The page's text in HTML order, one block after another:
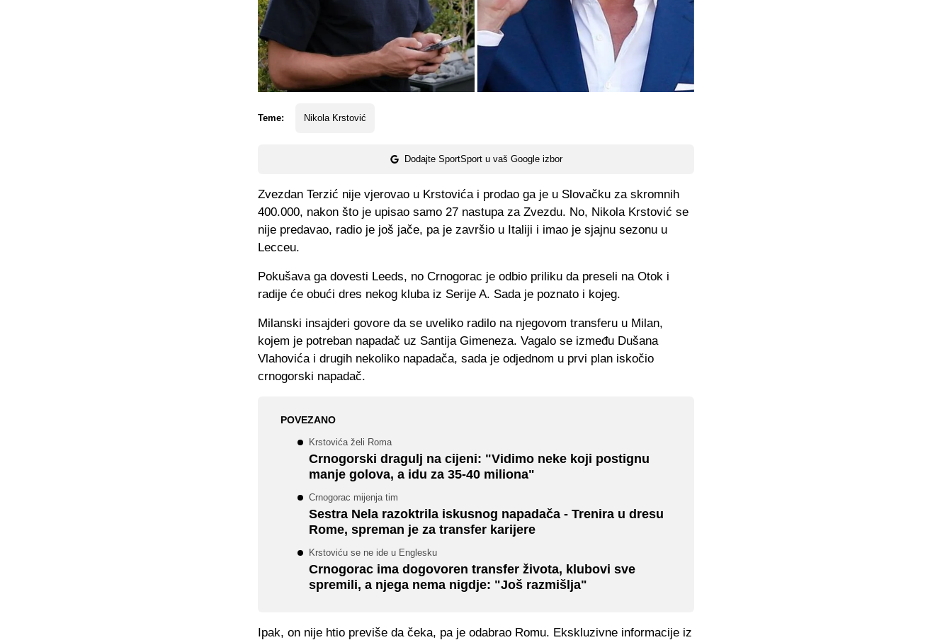
Teme: Nikola Krstović
Dodajte SportSport u vaš Google izbor
Zvezdan Terzić nije vjerovao u Krstovića i prodao ga je u Slovačku za skromnih
400.000, nakon što je upisao samo 27 nastupa za Zvezdu. No, Nikola Krstović se
nije predavao, radio je još jače, pa je završio u Italiji i imao je sjajnu sezonu u
Lecceu.
Pokušava ga dovesti Leeds, no Crnogorac je odbio priliku da preseli na Otok i
radije će obući dres nekog kluba iz Serije A. Sada je poznato i kojeg.
Milanski insajderi govore da se uveliko radilo na njegovom transferu u Milan,
kojem je potreban napadač uz Santija Gimeneza. Vagalo se između Dušana
Vlahovića i drugih nekoliko napadača, sada je odjednom u prvi plan iskočio
crnogorski napadač.
POVEZANO
Krstovića želi Roma
Crnogorski dragulj na cijeni: "Vidimo neke koji postignu
manje golova, a idu za 35-40 miliona"
Crnogorac mijenja tim
Sestra Nela razoktrila iskusnog napadača - Trenira u dresu
Rome, spreman je za transfer karijere
Krstoviću se ne ide u Englesku
Crnogorac ima dogovoren transfer života, klubovi sve
spremili, a njega nema nigdje: "Još razmišlja"
Ipak, on nije htio previše da čeka, pa je odabrao Romu. Ekskluzivne informacije iz